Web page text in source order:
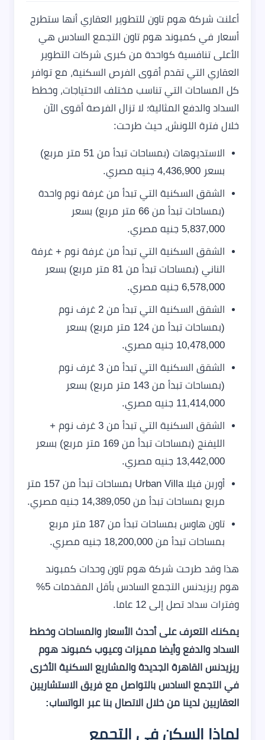
أعلنت شركة هوم تاون للتطوير العقاري أنها ستطرح
أسعار في كمبوند هوم تاون التجمع السادس هي
الأعلى تنافسية كواحدة من كبرى شركات التطوير
العقاري التي تقدم أقوى الفرص السكنية، مع توافر
كل المساحات التي تناسب مختلف الاحتياجات، وخطط
السداد والدفع المثالية؛ لا تزال الفرصة أقوى الآن
خلال فترة اللونش، حيث طرحت:
الاستديوهات (بمساحات تبدأ من 51 متر مربع)
بسعر 4,436,900 جنيه مصري.
الشقق السكنية التي تبدأ من غرفة نوم واحدة
(بمساحات تبدأ من 66 متر مربع) بسعر
5,837,000 جنيه مصري.
الشقق السكنية التي تبدأ من غرفة نوم + غرفة
الناني (بمساحات تبدأ من 81 متر مربع) بسعر
6,578,000 جنيه مصري.
الشقق السكنية التي تبدأ من 2 غرف نوم
(بمساحات تبدأ من 124 متر مربع) بسعر
10,478,000 جنيه مصري.
الشقق السكنية التي تبدأ من 3 غرف نوم
(بمساحات تبدأ من 143 متر مربع) بسعر
11,414,000 جنيه مصري.
الشقق السكنية التي تبدأ من 3 غرف نوم +
الليفنج (بمساحات تبدأ من 169 متر مربع) بسعر
13,442,000 جنيه مصري.
أوربن فيلا Urban Villa بمساحات تبدأ من 157 متر
مربع بمساحات تبدأ من 14,389,050 جنيه مصري.
تاون هاوس بمساحات تبدأ من 187 متر مربع
بمساحات تبدأ من 18,200,000 جنيه مصري.
هذا وقد طرحت شركة هوم تاون وحدات كمبوند
هوم ريزيدنس التجمع السادس بأقل المقدمات 5%
وفترات سداد تصل إلى 12 عاما.
يمكنك التعرف على أحدث الأسعار والمساحات وخطط
السداد والدفع وأيضا مميزات وعيوب كمبوند هوم
ريزيدنس القاهرة الجديدة والمشاريع السكنية الأخرى
في التجمع السادس بالتواصل مع فريق الاستشاريين
العقاريين لدينا من خلال الاتصال بنا عبر الواتساب:
لماذا السكن في التجمع